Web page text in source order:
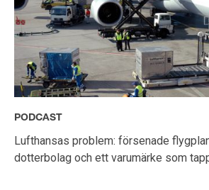
PODCAST
Lufthansas problem: försenade
dotterbolag och ett varumärke som